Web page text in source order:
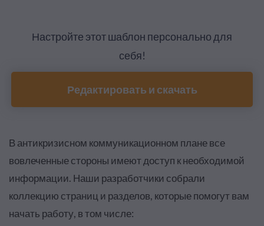
Настройте этот шаблон персонально для
себя!
Редактировать и скачать
В антикризисном коммуникационном плане все
вовлеченные стороны имеют доступ к необходимой
информации. Наши разработчики собрали
коллекцию страниц и разделов, которые помогут вам
начать работу, в том числе: